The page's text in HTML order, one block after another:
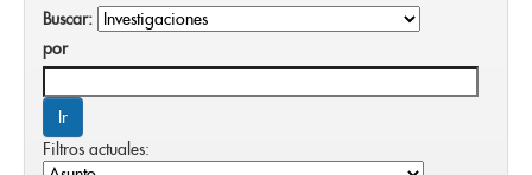
Buscar:
por
Filtros actuales: